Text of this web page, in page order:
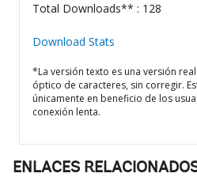
Total Downloads** : 128
Download Stats
*La versión texto es una versión
óptico de caracteres, sin corregir.
únicamente en beneficio de los
conexión lenta.
ENLACES